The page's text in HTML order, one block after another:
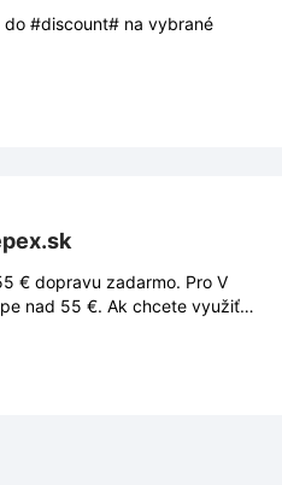
#discount# na vybrané
€ dopravu zadarmo. Pro V
nad 55 €. Ak chcete využiť
Tieto podmienky sú